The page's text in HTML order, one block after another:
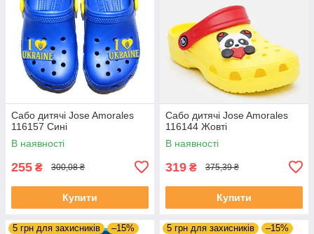
Сабо дитячі Jose Amorales
116157 Сині
В наявності
255 ₴ 300,08 ₴
Купити
Сабо дитячі Jose Amorales
116144 Жовті
В наявності
319 ₴ 375,39 ₴
Купити
5 грн для захисників –15% 5 грн для захисників –15%